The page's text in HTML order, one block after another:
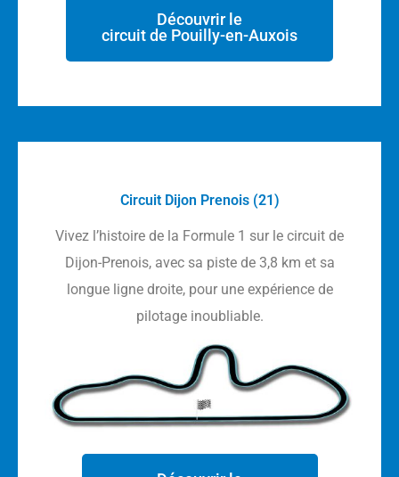
Découvrir le
circuit de Pouilly-en-Auxois
Circuit Dijon Prenois (21)
Vivez l’histoire de la Formule 1 sur le circuit de
Dijon-Prenois, avec sa piste de 3,8 km et sa
longue ligne droite, pour une expérience de
pilotage inoubliable.